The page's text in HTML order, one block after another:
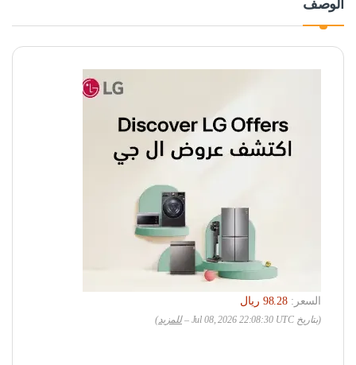
الوصف
السعر:
‏98.28 ريال
(بتاريخ Jul 08, 2026 22:08:30 UTC – للمزيد)